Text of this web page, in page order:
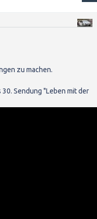
zu machen.
30. Sendung "Leben mit der